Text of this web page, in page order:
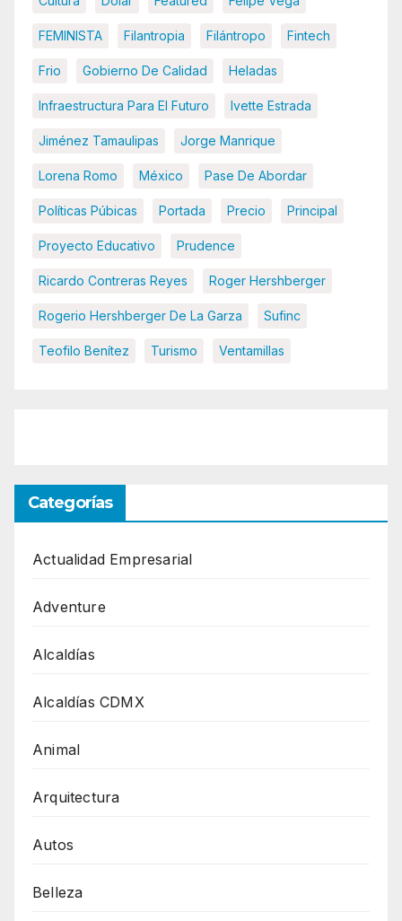
FEMINISTA Filantropia Filántropo Fintech
Frio Gobierno De Calidad Heladas
Infraestructura Para El Futuro Ivette Estrada
Jiménez Tamaulipas Jorge Manrique
Lorena Romo México Pase De Abordar
Políticas Púbicas Portada Precio Principal
Proyecto Educativo Prudence
Ricardo Contreras Reyes Roger Hershberger
Rogerio Hershberger De La Garza Sufinc
Teofilo Benítez Turismo Ventamillas
Categorías
Actualidad Empresarial
Adventure
Alcaldías
Alcaldías CDMX
Animal
Arquitectura
Autos
Belleza